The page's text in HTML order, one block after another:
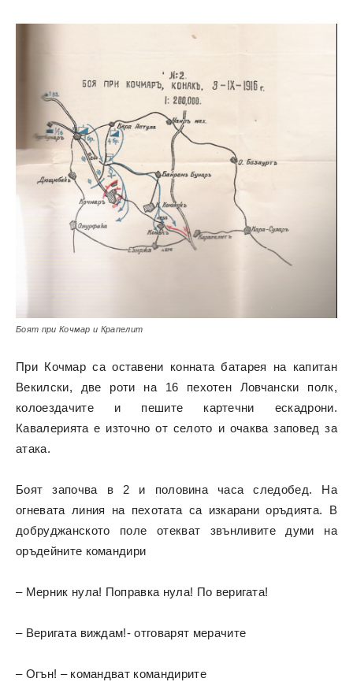
Боят при Кочмар и Крапелит
При Кочмар са оставени конната батарея на капитан
Векилски, две роти на 16 пехотен Ловчански полк,
колоездачите и пешите картечни ескадрони.
Кавалерията е източно от селото и очаква заповед за
атака.
Боят започва в 2 и половина часа следобед. На
огневата линия на пехотата са изкарани оръдията. В
добруджанското поле отекват звънливите думи на
оръдейните командири
– Мерник нула! Поправка нула! По веригата!
– Веригата виждам!- отговарят мерачите
– Огън! – командват командирите